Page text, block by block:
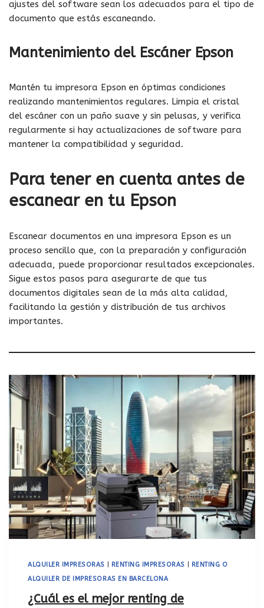
ajustes del software sean los adecuados para el tipo de
documento que estás escaneando.
Mantenimiento del Escáner Epson
Mantén tu impresora Epson en óptimas condiciones
realizando mantenimientos regulares. Limpia el cristal
del escáner con un paño suave y sin pelusas, y verifica
regularmente si hay actualizaciones de software para
mantener la compatibilidad y seguridad.
Para tener en cuenta antes de
escanear en tu Epson
Escanear documentos en una impresora Epson es un
proceso sencillo que, con la preparación y configuración
adecuada, puede proporcionar resultados excepcionales.
Sigue estos pasos para asegurarte de que tus
documentos digitales sean de la más alta calidad,
facilitando la gestión y distribución de tus archivos
importantes.
ALQUILER IMPRESORAS RENTING IMPRESORAS
RENTING O
ALQUILER DE IMPRESORAS EN BARCELONA
¿Cuál es el mejor renting de